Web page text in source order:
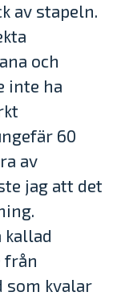
av stapeln.
och
inte ha
60
av
jag att det
kallad
från
som kvalar